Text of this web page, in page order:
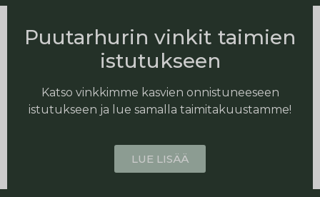
Puutarhurin vinkit taimien
istutukseen
Katso vinkkimme kasvien onnistuneeseen
istutukseen ja lue samalla taimitakuustamme!
LUE LISÄÄ